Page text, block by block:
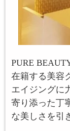
PURE
在籍する美容
エイジングに
寄り添った丁
な美しさを引